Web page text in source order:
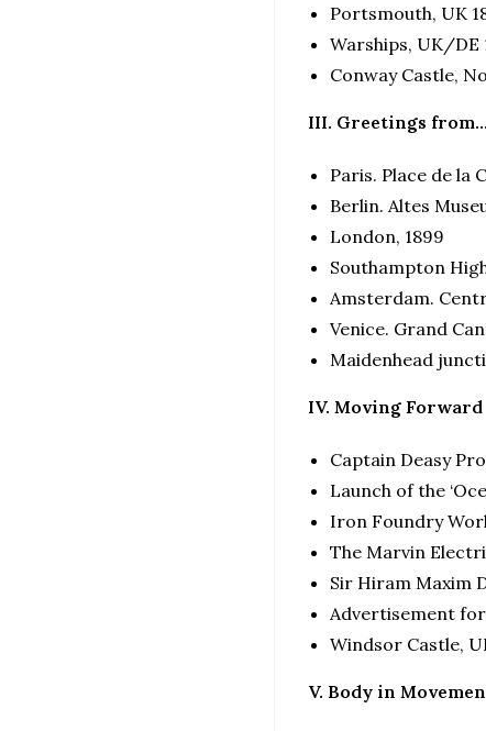
Portsmouth, UK
Warships, UK/DE
Conway Castle,
III. Greetings from…
Paris. Place de la
Berlin. Altes
London, 1899
Southampton
Amsterdam.
Venice. Grand
Maidenhead
IV. Moving Forward
Captain Deasy
Launch of the
Iron Foundry
The Marvin
Sir Hiram Maxim
Advertisement
Windsor Castle,
V. Body in